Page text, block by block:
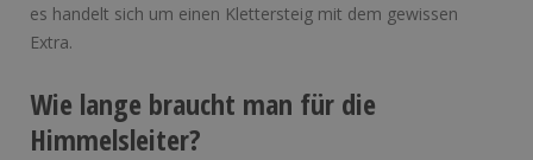
es handelt sich um einen Klettersteig mit dem gewissen
Extra.
Wie lange braucht man für die
Himmelsleiter?